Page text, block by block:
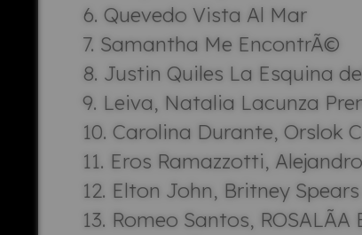
Quevedo Vista Al Mar
Samantha Me EncontrÃ©
Justin Quiles La Esquina
Leiva, Natalia Lacunza
Carolina Durante, Orslok
Eros Ramazzotti,
Elton John, Britney
Romeo Santos, ROSALÃA